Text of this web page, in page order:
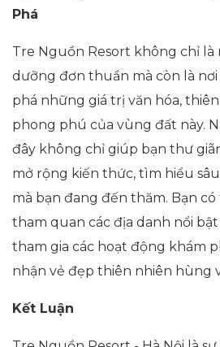
Phá
Tre Nguồn Resort không chỉ
dưỡng đơn thuần mà còn là
phá những giá trị văn hóa,
phong phú của vùng đất này.
đây không chỉ giúp bạn thư
mở rộng kiến thức, tìm hiểu
mà bạn đang đến thăm. Bạn
tham quan các địa danh nổi bật
tham gia các hoạt động khám
nhận vẻ đẹp thiên nhiên hùng
Kết Luận